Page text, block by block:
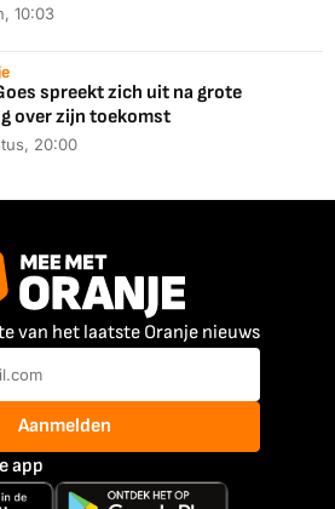
10:03
spreekt zich uit na grote
over zijn toekomst
20:00
van het laatste Oranje nieuws
Aanmelden
app